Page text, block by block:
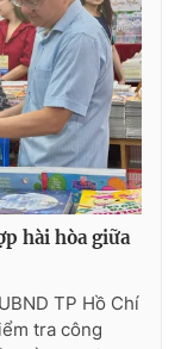
hài hòa giữa
TP Hồ Chí
tra công